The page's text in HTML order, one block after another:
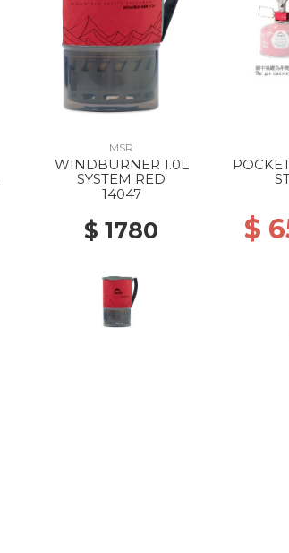
MSR
WINDBURNER 1.0L
SYSTEM RED
14047
$ 1780 $